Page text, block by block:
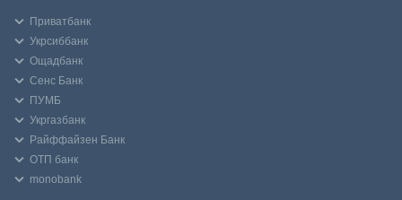
Приватбанк
Укрсиббанк
Ощадбанк
Сенс Банк
ПУМБ
Укргазбанк
Райффайзен Банк
ОТП банк
monobank